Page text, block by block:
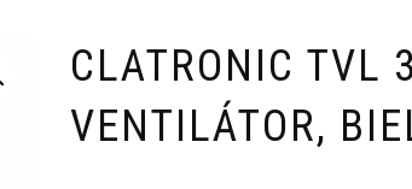
CLATRONIC TVL
VENTILÁTOR,